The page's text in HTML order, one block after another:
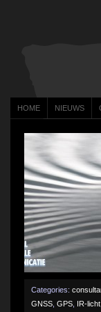
HOME NIEUWS
Categories:
GNSS GPS IR-licht